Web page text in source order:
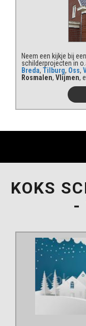
Neem een kijkje bij
schilderprojecten in
Breda, Tilburg, Oss,
Rosmalen, Vlijmen,
KOKS
-